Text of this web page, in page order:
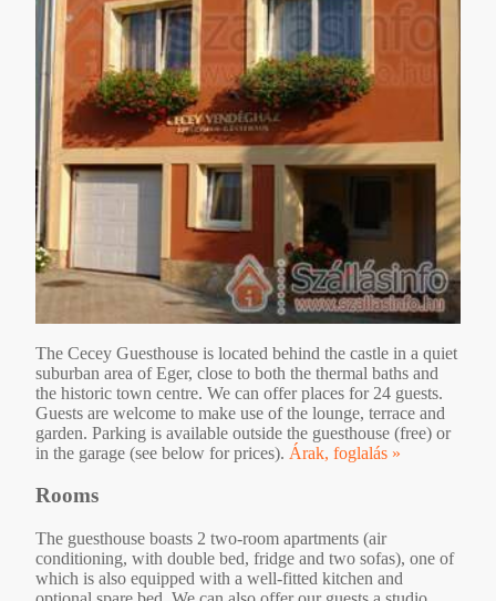
The Cecey Guesthouse is located behind the castle in a quiet
suburban area of Eger, close to both the thermal baths and
the historic town centre. We can offer places for 24 guests.
Guests are welcome to make use of the lounge, terrace and
garden. Parking is available outside the guesthouse (free) or
in the garage (see below for prices). Árak, foglalás »
Rooms
The guesthouse boasts 2 two-room apartments (air
conditioning, with double bed, fridge and two sofas), one of
which is also equipped with a well-fitted kitchen and